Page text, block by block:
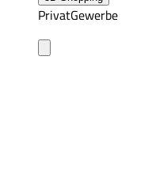
PrivatGewerbe